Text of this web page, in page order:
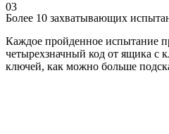
03
Более 10 захватывающих
Каждое пройденное испытание
четырехзначный код от ящика с
ключей, как можно больше